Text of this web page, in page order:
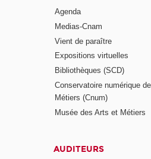
Agenda
Medias-Cnam
Vient de paraître
Expositions virtuelles
Bibliothèques (SCD)
Conservatoire numérique
Métiers (Cnum)
Musée des Arts et Métiers
AUDITEURS